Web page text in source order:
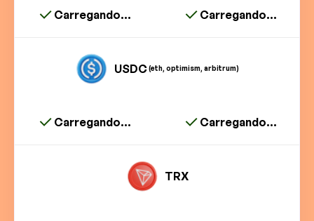
Carregando... Carregando...
USDC(eth, optimism, arbitrum)
Carregando... Carregando...
TRX